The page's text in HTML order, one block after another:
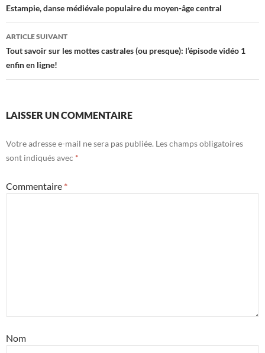
des
articles
Estampie, danse médiévale populaire du moyen-âge central
ARTICLE SUIVANT
Tout savoir sur les mottes castrales (ou presque): l’épisode vidéo 1
enfin en ligne!
LAISSER UN COMMENTAIRE
Votre adresse e-mail ne sera pas publiée. Les champs obligatoires
sont indiqués avec *
Commentaire *
Nom